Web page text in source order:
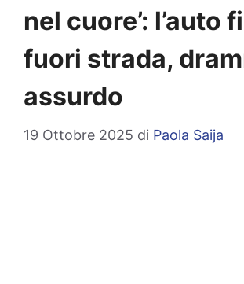
nel cuore’: l’auto
fuori strada,
assurdo
19 Ottobre 2025 di Paola Saija